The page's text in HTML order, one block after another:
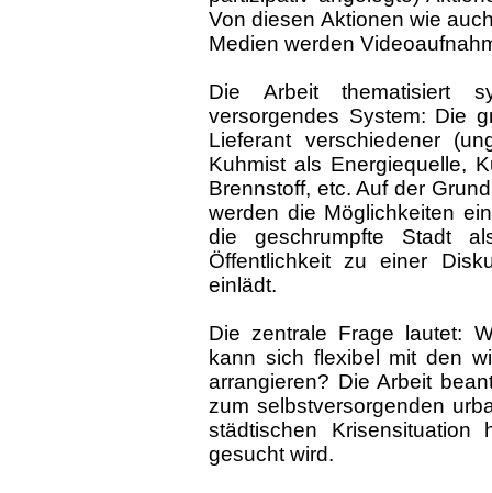
Von diesen Aktionen wie
Medien werden
Die Arbeit thematisiert
versorgendes System: Die
Lieferant verschiedener
Kuhmist als Energiequelle,
Brennstoff, etc. Auf der
werden die Möglichkeiten
die geschrumpfte Stadt
Öffentlichkeit zu einer
einlädt.
Die zentrale Frage lautet:
kann sich flexibel mit den
arrangieren? Die Arbeit
zum selbstversorgenden
städtischen
gesucht wird.